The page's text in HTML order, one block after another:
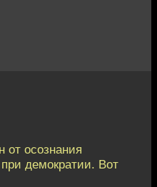
от осознания
демократии. Вот